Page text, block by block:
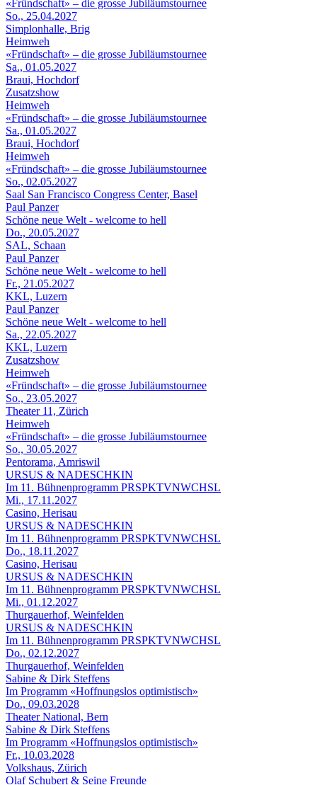
«Fründschaft» – die grosse Jubiläumstournee
So., 25.04.2027
Simplonhalle, Brig
Heimweh
«Fründschaft» – die grosse Jubiläumstournee
Sa., 01.05.2027
Braui, Hochdorf
Zusatzshow
Heimweh
«Fründschaft» – die grosse Jubiläumstournee
Sa., 01.05.2027
Braui, Hochdorf
Heimweh
«Fründschaft» – die grosse Jubiläumstournee
So., 02.05.2027
Saal San Francisco Congress Center, Basel
Paul Panzer
Schöne neue Welt - welcome to hell
Do., 20.05.2027
SAL, Schaan
Paul Panzer
Schöne neue Welt - welcome to hell
Fr., 21.05.2027
KKL, Luzern
Paul Panzer
Schöne neue Welt - welcome to hell
Sa., 22.05.2027
KKL, Luzern
Zusatzshow
Heimweh
«Fründschaft» – die grosse Jubiläumstournee
So., 23.05.2027
Theater 11, Zürich
Heimweh
«Fründschaft» – die grosse Jubiläumstournee
So., 30.05.2027
Pentorama, Amriswil
URSUS & NADESCHKIN
Im 11. Bühnenprogramm PRSPKTVNWCHSL
Mi., 17.11.2027
Casino, Herisau
URSUS & NADESCHKIN
Im 11. Bühnenprogramm PRSPKTVNWCHSL
Do., 18.11.2027
Casino, Herisau
URSUS & NADESCHKIN
Im 11. Bühnenprogramm PRSPKTVNWCHSL
Mi., 01.12.2027
Thurgauerhof, Weinfelden
URSUS & NADESCHKIN
Im 11. Bühnenprogramm PRSPKTVNWCHSL
Do., 02.12.2027
Thurgauerhof, Weinfelden
Sabine & Dirk Steffens
Im Programm «Hoffnungslos optimistisch»
Do., 09.03.2028
Theater National, Bern
Sabine & Dirk Steffens
Im Programm «Hoffnungslos optimistisch»
Fr., 10.03.2028
Volkshaus, Zürich
Olaf Schubert & Seine Freunde